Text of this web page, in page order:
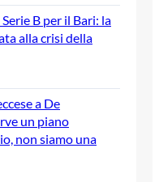
B per il Bari: la
alla crisi della
a De
un piano
non siamo una